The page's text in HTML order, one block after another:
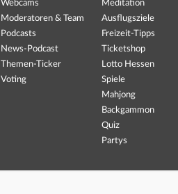
Webcams
Moderatoren & Team
Podcasts
News-Podcast
Themen-Ticker
Voting
Meditation
Ausflugsziele
Freizeit-Tipps
Ticketshop
Lotto Hessen
Spiele
Mahjong
Backgammon
Quiz
Partys